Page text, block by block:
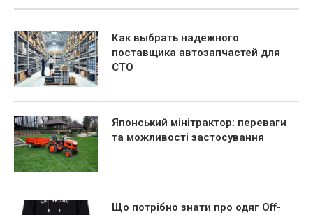
Как выбрать надежного
поставщика автозапчастей для
СТО
Японський мінітрактор: переваги
та можливості застосування
Що потрібно знати про одяг Off-